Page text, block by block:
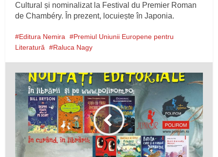
Cultural și nominalizat la Festival du Premier Roman
de Chambéry. În prezent, locuiește în Japonia.
Editura Nemira
Premiul Uniunii Europene pentru
Literatură
Raluca Nagy